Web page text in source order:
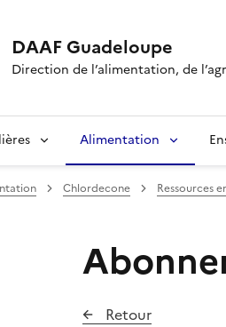
DAAF Guadeloupe
Direction de l’alimentation, de
Alimentation
Chlordecone Ressources
Retour